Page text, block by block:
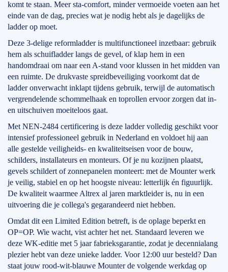
komt te staan. Meer sta-comfort, minder vermoeide voeten aan het
einde van de dag, precies wat je nodig hebt als je dagelijks de
ladder op moet.
Deze 3-delige reformladder is multifunctioneel inzetbaar: gebruik
hem als schuifladder langs de gevel, of klap hem in een
handomdraai om naar een A-stand voor klussen in het midden van
een ruimte. De drukvaste spreidbeveiliging voorkomt dat de
ladder onverwacht inklapt tijdens gebruik, terwijl de automatisch
vergrendelende schommelhaak en toprollen ervoor zorgen dat in-
en uitschuiven moeiteloos gaat.
Met NEN-2484 certificering is deze ladder volledig geschikt voor
intensief professioneel gebruik in Nederland en voldoet hij aan
alle gestelde veiligheids- en kwaliteitseisen voor de bouw,
schilders, installateurs en monteurs. Of je nu kozijnen plaatst,
gevels schildert of zonnepanelen monteert: met de Mounter werk
je veilig, stabiel en op het hoogste niveau: letterlijk én figuurlijk.
De kwaliteit waarmee Altrex al jaren marktleider is, nu in een
uitvoering die je collega's gegarandeerd niet hebben.
Omdat dit een Limited Edition betreft, is de oplage beperkt en
OP=OP. Wie wacht, vist achter het net. Standaard leveren we
deze WK-editie met 5 jaar fabrieksgarantie, zodat je decennialang
plezier hebt van deze unieke ladder. Voor 12:00 uur besteld? Dan
staat jouw rood-wit-blauwe Mounter de volgende werkdag op